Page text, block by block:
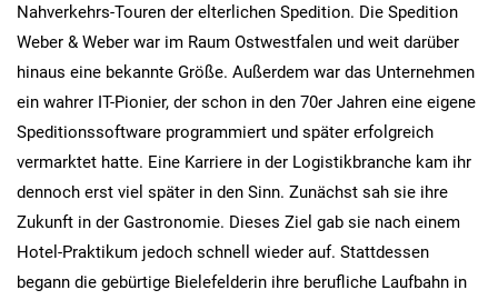
Nahverkehrs-Touren der elterlichen Spedition. Die Spedition
Weber & Weber war im Raum Ostwestfalen und weit darüber
hinaus eine bekannte Größe. Außerdem war das Unternehmen
ein wahrer IT-Pionier, der schon in den 70er Jahren eine eigene
Speditionssoftware programmiert und später erfolgreich
vermarktet hatte. Eine Karriere in der Logistikbranche kam ihr
dennoch erst viel später in den Sinn. Zunächst sah sie ihre
Zukunft in der Gastronomie. Dieses Ziel gab sie nach einem
Hotel-Praktikum jedoch schnell wieder auf. Stattdessen
begann die gebürtige Bielefelderin ihre berufliche Laufbahn in